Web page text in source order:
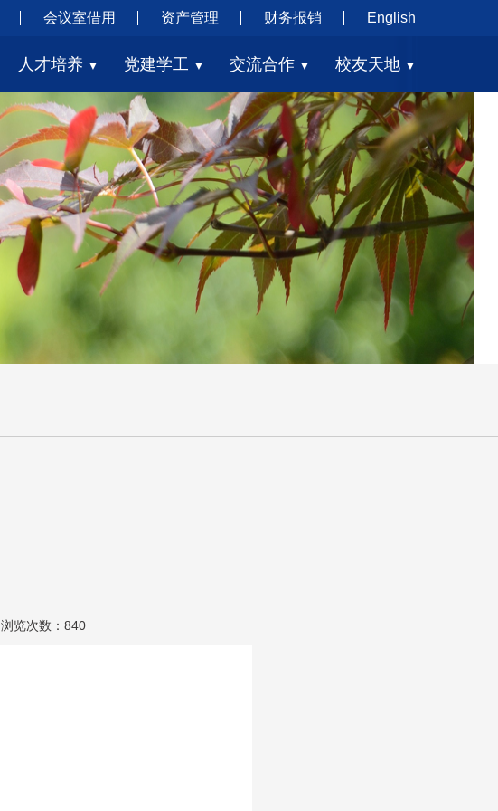
人才培养 ▼ 党建学工 ▼ 交流合作 ▼ 校友天地 ▼
会议室借用 资产管理 财务报销 English
浏览次数： 840